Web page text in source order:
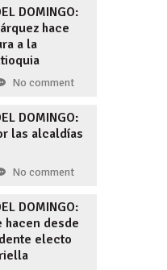
DOMINGO:
hace
a la
No comment
DOMINGO:
las alcaldías
No comment
DOMINGO:
hacen desde
electo